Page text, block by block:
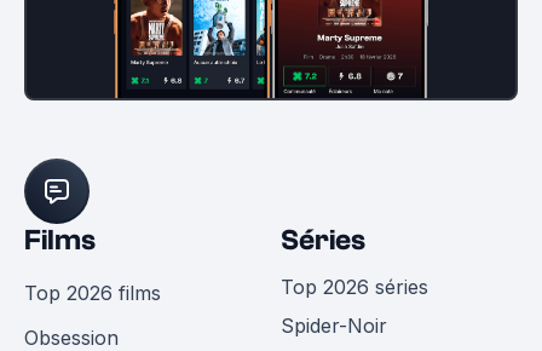
Films
Top 2026 films
Obsession
Séries
Top 2026 séries
Spider-Noir